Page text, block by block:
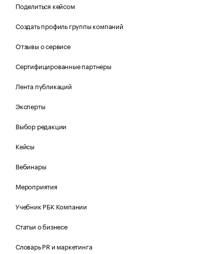
Поделиться кейсом
Создать профиль группы компаний
Отзывы о сервисе
Сертифицированные партнеры
Лента публикаций
Эксперты
Выбор редакции
Кейсы
Вебинары
Мероприятия
Учебник РБК Компании
Статьи о бизнесе
Словарь PR и маркетинга